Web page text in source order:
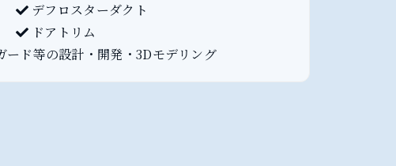
デフロスターダクト
ドアトリム
ード等の設計・開発・3Dモデリング